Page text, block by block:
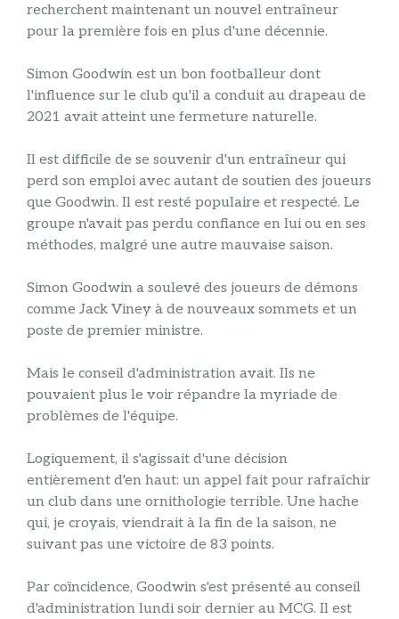
recherchent maintenant un nouvel entraîneur
pour la première fois en plus d'une décennie.
Simon Goodwin est un bon footballeur dont
l'influence sur le club qu'il a conduit au drapeau de
2021 avait atteint une fermeture naturelle.
Il est difficile de se souvenir d'un entraîneur qui
perd son emploi avec autant de soutien des joueurs
que Goodwin. Il est resté populaire et respecté. Le
groupe n'avait pas perdu confiance en lui ou en ses
méthodes, malgré une autre mauvaise saison.
Simon Goodwin a soulevé des joueurs de démons
comme Jack Viney à de nouveaux sommets et un
poste de premier ministre.
Mais le conseil d'administration avait. Ils ne
pouvaient plus le voir répandre la myriade de
problèmes de l'équipe.
Logiquement, il s'agissait d'une décision
entièrement d'en haut: un appel fait pour rafraîchir
un club dans une ornithologie terrible. Une hache
qui, je croyais, viendrait à la fin de la saison, ne
suivant pas une victoire de 83 points.
Par coïncidence, Goodwin s'est présenté au conseil
d'administration lundi soir dernier au MCG. Il est